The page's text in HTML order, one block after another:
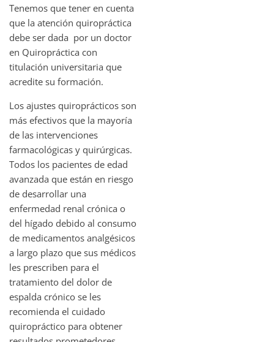
Tenemos que tener en cuenta
que la atención quiropráctica
debe ser dada por un doctor
en Quiropráctica con
titulación universitaria que
acredite su formación.
Los ajustes quiroprácticos son
más efectivos que la mayoría
de las intervenciones
farmacológicas y quirúrgicas.
Todos los pacientes de edad
avanzada que están en riesgo
de desarrollar una
enfermedad renal crónica o
del hígado debido al consumo
de medicamentos analgésicos
a largo plazo que sus médicos
les prescriben para el
tratamiento del dolor de
espalda crónico se les
recomienda el cuidado
quiropráctico para obtener